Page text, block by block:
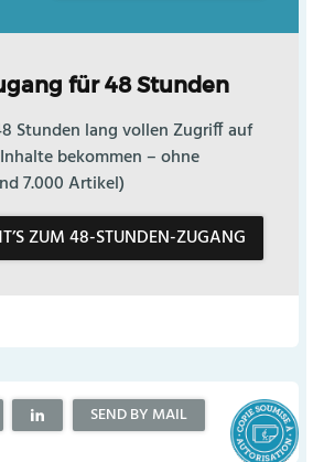
für 48 Stunden
Stunden lang vollen Zugriff auf
bekommen – ohne
7.000 Artikel)
ZUM 48-STUNDEN-ZUGANG
SEND BY MAIL